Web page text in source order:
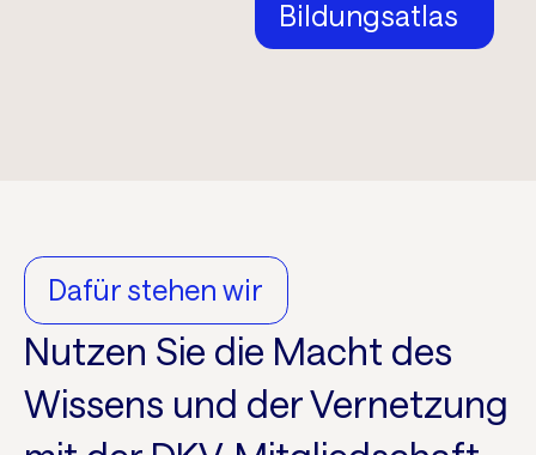
Bildungsatlas
Dafür stehen wir
Nutzen Sie die Macht des
Wissens und der Vernetzung